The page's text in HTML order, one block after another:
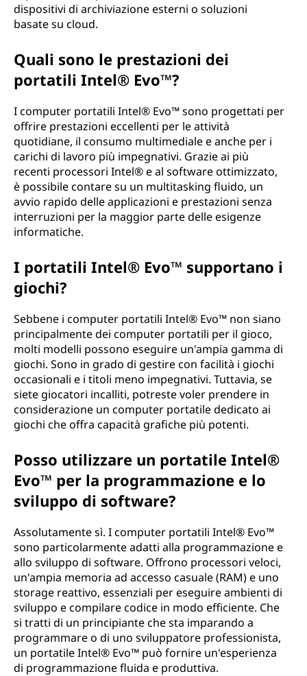
dispositivi di archiviazione esterni o soluzioni
basate su cloud.
Quali sono le prestazioni dei
portatili Intel® Evo™?
I computer portatili Intel® Evo™ sono progettati per
offrire prestazioni eccellenti per le attività
quotidiane, il consumo multimediale e anche per i
carichi di lavoro più impegnativi. Grazie ai più
recenti processori Intel® e al software ottimizzato,
è possibile contare su un multitasking fluido, un
avvio rapido delle applicazioni e prestazioni senza
interruzioni per la maggior parte delle esigenze
informatiche.
I portatili Intel® Evo™ supportano i
giochi?
Sebbene i computer portatili Intel® Evo™ non siano
principalmente dei computer portatili per il gioco,
molti modelli possono eseguire un'ampia gamma di
giochi. Sono in grado di gestire con facilità i giochi
occasionali e i titoli meno impegnativi. Tuttavia, se
siete giocatori incalliti, potreste voler prendere in
considerazione un computer portatile dedicato ai
giochi che offra capacità grafiche più potenti.
Posso utilizzare un portatile Intel®
Evo™ per la programmazione e lo
sviluppo di software?
Assolutamente sì. I computer portatili Intel® Evo™
sono particolarmente adatti alla programmazione e
allo sviluppo di software. Offrono processori veloci,
un'ampia memoria ad accesso casuale (RAM) e uno
storage reattivo, essenziali per eseguire ambienti di
sviluppo e compilare codice in modo efficiente. Che
si tratti di un principiante che sta imparando a
programmare o di uno sviluppatore professionista,
un portatile Intel® Evo™ può fornire un'esperienza
di programmazione fluida e produttiva.